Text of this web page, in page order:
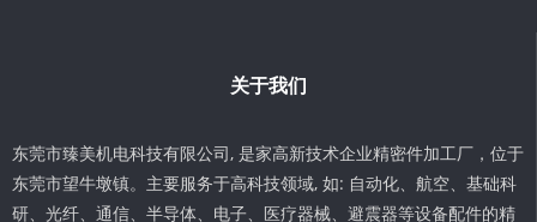
关于我们
东莞市臻美机电科技有限公司, 是家高新技术企业精密件加工厂，位于
东莞市望牛墩镇。主要服务于高科技领域, 如: 自动化、航空、基础科
研、光纤、通信、半导体、电子、医疗器械、避震器等设备配件的精